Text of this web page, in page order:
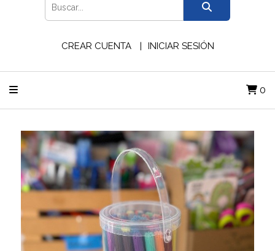
CREAR CUENTA INICIAR SESIÓN
0